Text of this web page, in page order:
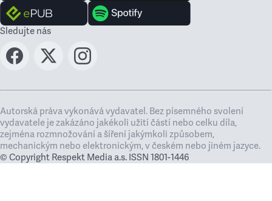
Sledujte nás
Autorská práva vykonává vydavatel. Bez písemného svolení
vydavatele je zakázáno jakékoli užití částí nebo celku díla,
zejména rozmnožování a šíření jakýmkoli způsobem,
mechanickým nebo elektronickým, v českém nebo jiném jazyce.
© Copyright Respekt Media a.s. ISSN 1801-1446